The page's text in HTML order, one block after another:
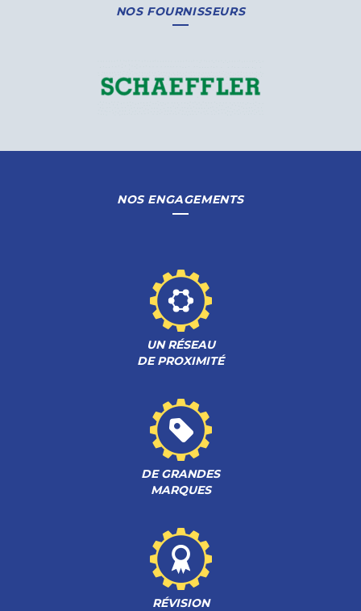
NOS FOURNISSEURS
NOS ENGAGEMENTS
UN RÉSEAU
DE PROXIMITÉ
DE GRANDES
MARQUES
RÉVISION